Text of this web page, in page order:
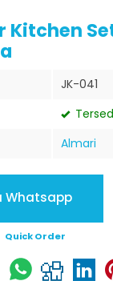
Kitchen
JK-041
Almari
Whatsapp
Quick Order